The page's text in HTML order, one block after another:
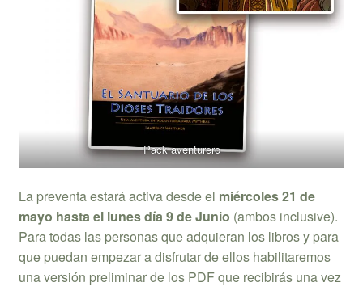
Pack aventurero
La preventa estará activa desde el miércoles 21 de
mayo hasta el lunes día 9 de Junio (ambos inclusive).
Para todas las personas que adquieran los libros y para
que puedan empezar a disfrutar de ellos habilitaremos
una versión preliminar de los PDF que recibirás una vez